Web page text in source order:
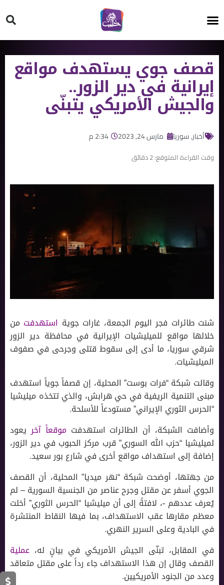
قصف جوي يستهدف مواقع
إيرانية في دير الزور..
والجيش الأمريكي يتبنّى
أخبار,سوريا مارس 24, 2023 2:34 م
وقت القراءة المتوقع:2دقائق
شنت طائرات فجر اليوم الجمعة، غارات جوية استهدفت من
خلالها مواقع للميليشيات الإيرانية في محافظة دير الزور
شرقي سوريا، ما أدى إلى سقوط قتلى وجرحى في صفوف
الميليشيات.
وقالت شبكة “فرات بوست” المحلية، إن قصفاً جوياً استهدف
مبنى التنمية الريفية في حي هرابش، والذي تتخذه ميليشيا
“الحرس الثوري الإيراني” مستودعاً للأسلحة.
وأضافت الشبكة، أن الطائرات استهدفت موقعاً آخريعود
لميليشيا “حزب الله السوري” قرب مركز الحبوب في دير الزور،
إضافة إلى استهداف مواقع أخرى في شارع بور سعيد.
من جهتها، أوضحت شبكة “نهر ميديا” المحلية، أن القصف
الجوي أسفر عن مقتل وجرح عناصر من الجنسية السورية – لم
يُعرف عددهم -، لافتةً إلى أن ميليشيا “الحرس الثوري” أخلت
معظم مقارها عقب الاستهداف، بما فيها النقاط المنتشرة
في البادية وعلى السرير النهري.
في المقابل، تبنّى الجيش الأمريكي في بيانٍ له، عملية
القصف وقال إن هذا الاستهداف جاء رداً على مقتل متعاقد
وعدد من الجنود الأمريكيين.